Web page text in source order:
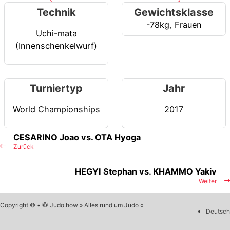
Technik
Uchi-mata
(Innenschenkelwurf)
Gewichtsklasse
-78kg, Frauen
Turniertyp
World Championships
Jahr
2017
Zurück
CESARINO Joao vs. OTA Hyoga
Weiter
HEGYI Stephan vs. KHAMMO Yakiv
Copyright © • 🥋 Judo.how » Alles rund um Judo «
Deutsch